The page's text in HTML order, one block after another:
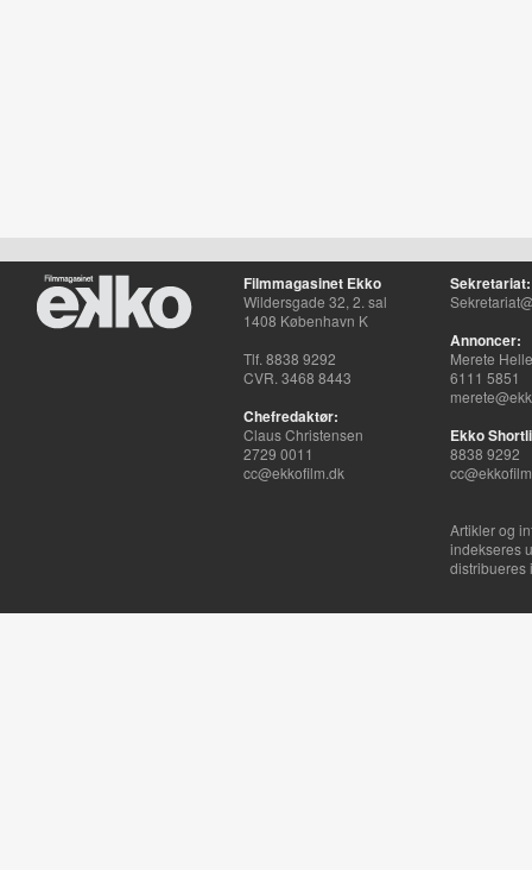
Filmmagasinet Ekko
Wildersgade 32, 2. sal
1408 København K
Tlf. 8838 9292
CVR. 3468 8443
Chefredaktør:
Claus Christensen
2729 0011
cc@ekkofilm.dk
Sekretariat:
Annoncer:
Merete
6111 5851
Ekko
8838 9292
Artikler og
indekseres
distribueres